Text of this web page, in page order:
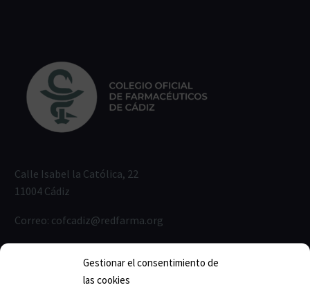
Gestionar el consentimiento de
las cookies
Calle Isabel la Católica, 22
11004 Cádiz
Correo: cofcadiz@redfarma.org
Horario de lunes a jueves: